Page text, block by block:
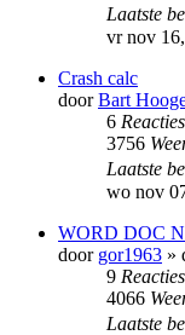
Laatste
vr nov
Crash calc
doorBart
6 Reacties
3756
Laatste
wo nov
WORD DOC
door gor1963 »
9 Reacties
4066
Laatste